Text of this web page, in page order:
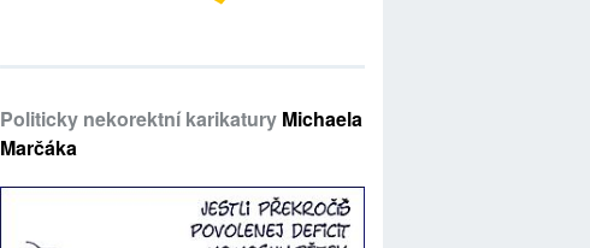
Politicky nekorektní karikatury Michaela
Marčáka